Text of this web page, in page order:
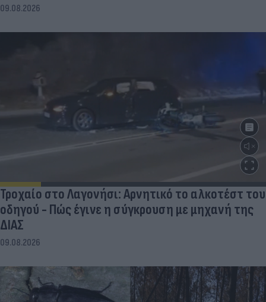
09.08.2026
Τροχαίο στο Λαγονήσι: Αρνητικό το αλκοτέστ του
οδηγού - Πώς έγινε η σύγκρουση με μηχανή της
ΔΙΑΣ
09.08.2026